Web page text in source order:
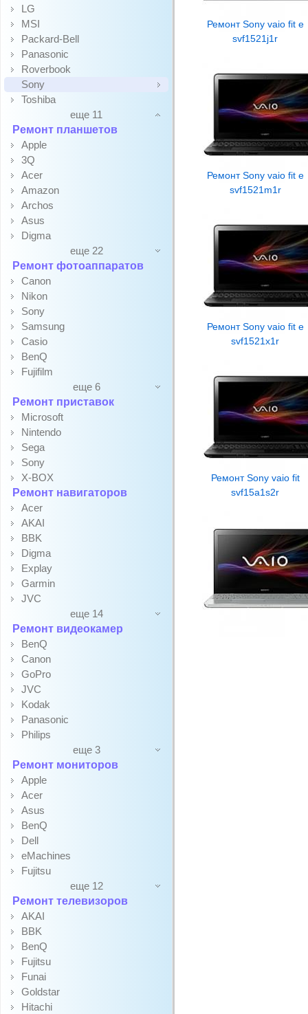
LG
MSI
Packard-Bell
Panasonic
Roverbook
Sony
Toshiba
еще 11
Ремонт планшетов
Apple
3Q
Acer
Amazon
Archos
Asus
Digma
еще 22
Ремонт фотоаппаратов
Canon
Nikon
Sony
Samsung
Casio
BenQ
Fujifilm
еще 6
Ремонт приставок
Microsoft
Nintendo
Sega
Sony
X-BOX
Ремонт навигаторов
Acer
AKAI
BBK
Digma
Explay
Garmin
JVC
еще 14
Ремонт видеокамер
BenQ
Canon
GoPro
JVC
Kodak
Panasonic
Philips
еще 3
Ремонт мониторов
Apple
Acer
Asus
BenQ
Dell
eMachines
Fujitsu
еще 12
Ремонт телевизоров
AKAI
BBK
BenQ
Fujitsu
Funai
Goldstar
Hitachi
Ремонт Sony vaio fit e
svf1521j1r
Ремонт Sony vaio fit e
svf1521m1r
Ремонт Sony vaio fit e
svf1521x1r
Ремонт Sony vaio fit
svf15a1s2r